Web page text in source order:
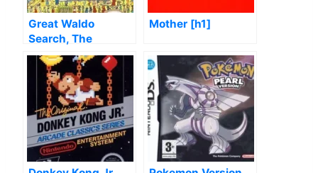
Great Waldo
Search, The
Mother [h1]